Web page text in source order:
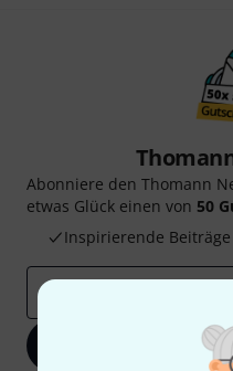
Abonniere den Thomann
etwas Glück einen von 50
Inspirierende Beiträge